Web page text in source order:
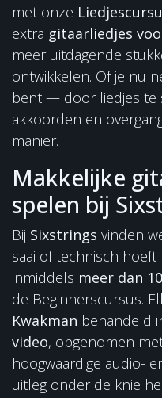
met onze
extra gitaarliedjes
meer uitdagende
ontwikkelen. Of je nu
bent — door liedjes te
akkoorden en
manier.
Makkelijke
spelen bij
Bij Sixstrings vinden
saai of technisch hoeft
inmiddels meer dan
de Beginnerscursus.
Kwakman behandeld
video, opgenomen
hoogwaardige audio-
uitleg onder de knie